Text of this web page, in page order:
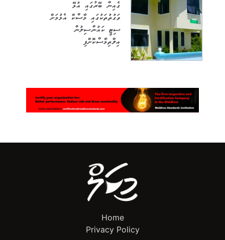
ގެއިން ބޭރުގައި އުޅޭ
ވަގުތުތަކުގައި މާސްކް އެޅުމަށް
ސިޓީ ކައުންސިލުން
އިލްތިމާސްކޮށްފި
Home
Privacy Policy